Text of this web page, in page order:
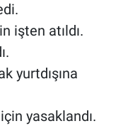
işten atıldı.
yurtdışına
yasaklandı.